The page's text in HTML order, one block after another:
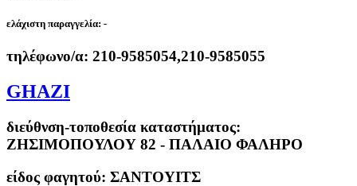
ελάχιστη παραγγελία: -
τηλέφωνο/α: 210-9585054,210-9585055
GHAZI
διεύθνση-τοποθεσία καταστήματος:
ΖΗΣΙΜΟΠΟΥΛΟΥ 82 - ΠΑΛΑΙΟ ΦΑΛΗΡΟ
είδος φαγητού: ΣΑΝΤΟΥΙΤΣ